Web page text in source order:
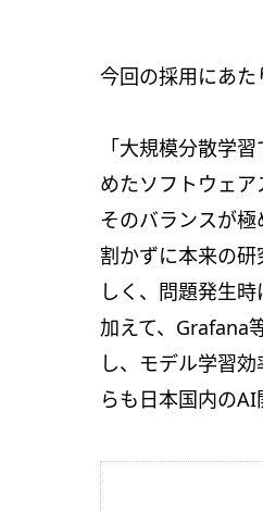
今回の採用にあた
「大規模分散学
めたソフトウェ
そのバランスが
割かずに本来の
しく、問題発生
加えて、Grafana
し、モデル学習
らも日本国内の